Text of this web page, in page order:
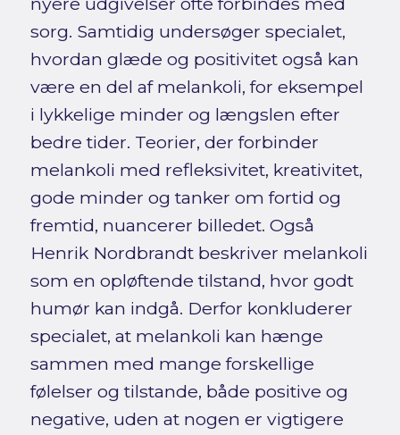
sorg. Samtidig undersøger specialet,
hvordan glæde og positivitet også kan
være en del af melankoli, for eksempel
i lykkelige minder og længslen efter
bedre tider. Teorier, der forbinder
melankoli med refleksivitet, kreativitet,
gode minder og tanker om fortid og
fremtid, nuancerer billedet. Også
Henrik Nordbrandt beskriver melankoli
som en opløftende tilstand, hvor godt
humør kan indgå. Derfor konkluderer
specialet, at melankoli kan hænge
sammen med mange forskellige
følelser og tilstande, både positive og
negative, uden at nogen er vigtigere